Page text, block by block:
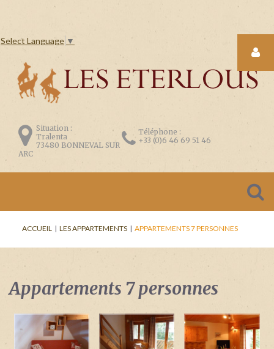
Select Language ▼
Situation :
Tralenta
73480 BONNEVAL SUR
ARC
Téléphone :
+33 (0)6 46 69 51 46
ACCUEIL | LES APPARTEMENTS | APPARTEMENTS 7 PERSONNES
Appartements 7 personnes
LOGIN
FORM
souvenir
oublié
/
Mot
de